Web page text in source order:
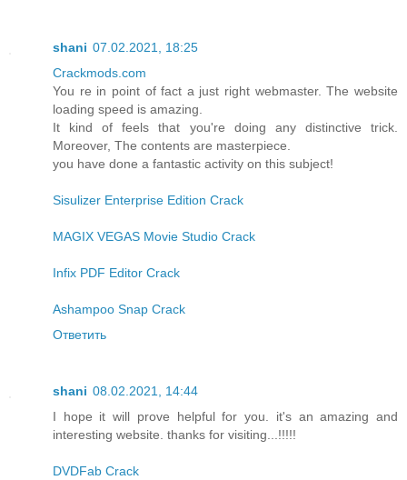
shani 07.02.2021, 18:25
Crackmods.com
You re in point of fact a just right webmaster. The website
loading speed is amazing.
It kind of feels that you're doing any distinctive trick.
Moreover, The contents are masterpiece.
you have done a fantastic activity on this subject!
Sisulizer Enterprise Edition Crack
MAGIX VEGAS Movie Studio Crack
Infix PDF Editor Crack
Ashampoo Snap Crack
Ответить
shani 08.02.2021, 14:44
I hope it will prove helpful for you. it's an amazing and
interesting website. thanks for visiting...!!!!!
DVDFab Crack